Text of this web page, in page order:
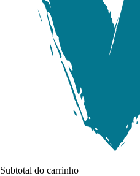
Subtotal do carrinho